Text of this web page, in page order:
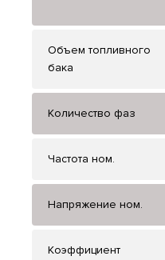
Объем топливного
бака
Количество фаз
Частота ном.
Напряжение ном.
Коэффициент